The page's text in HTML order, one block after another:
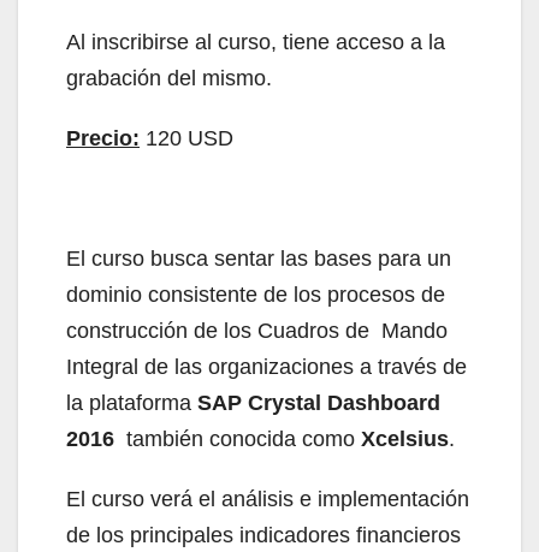
Al inscribirse al curso, tiene acceso a la
grabación del mismo.
Precio: 120 USD
El curso busca sentar las bases para un
dominio consistente de los procesos de
construcción de los Cuadros de Mando
Integral de las organizaciones a través de
la plataforma SAP Crystal Dashboard
2016 también conocida como Xcelsius.
El curso verá el análisis e implementación
de los principales indicadores financieros